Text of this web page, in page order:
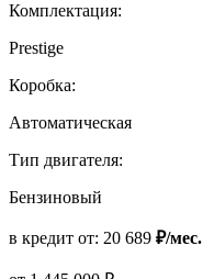
Комплектация:
Prestige
Коробка:
Автоматическая
Тип двигателя:
Бензиновый
в кредит от: 20 689 ₽/мес.